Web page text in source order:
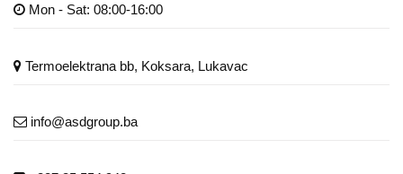
Mon - Sat: 08:00-16:00
Termoelektrana bb, Koksara, Lukavac
info@asdgroup.ba